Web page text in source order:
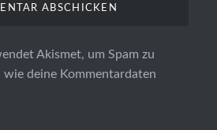
Akismet, um Spam zu
wie deine Kommentardaten